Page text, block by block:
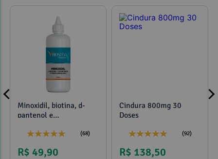
Minoxidil, biotina, d-
pantenol e
(68)
R$ 49,90
Cindura 800mg 30
Doses
(92)
R$ 138,50